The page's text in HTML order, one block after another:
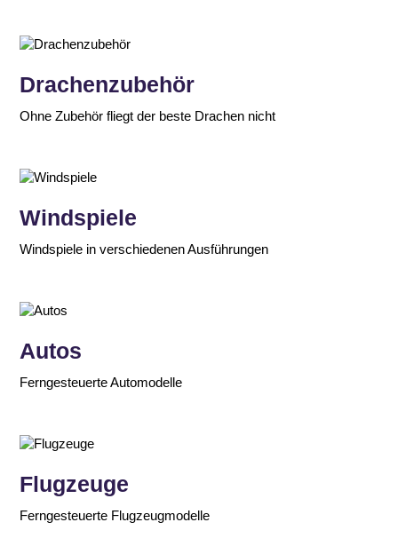
Drachenzubehör
Ohne Zubehör fliegt der beste Drachen nicht
Windspiele
Windspiele in verschiedenen Ausführungen
Autos
Ferngesteuerte Automodelle
Flugzeuge
Ferngesteuerte Flugzeugmodelle